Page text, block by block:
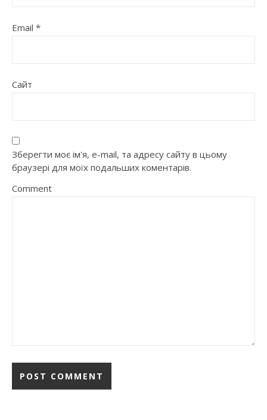
Email *
Сайт
Зберегти моє ім'я, e-mail, та адресу сайту в цьому
браузері для моїх подальших коментарів.
Comment